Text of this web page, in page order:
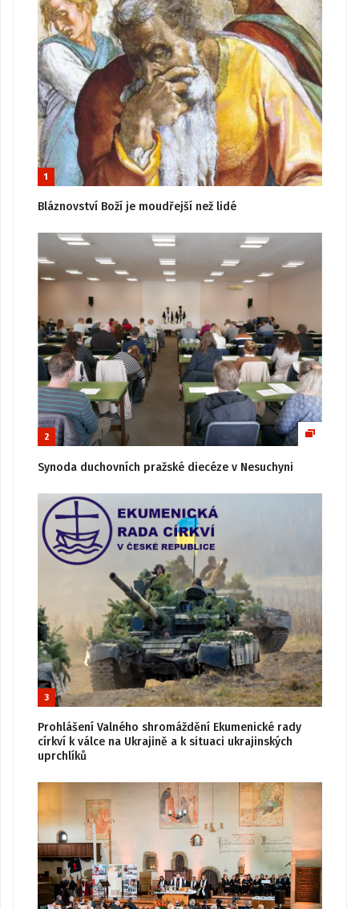
1
Bláznovství Boží je moudřejší než lidé
2
Synoda duchovních pražské diecéze v Nesuchyni
3
Prohlášení Valného shromáždění Ekumenické rady
církví k válce na Ukrajině a k situaci ukrajinských
uprchlíků